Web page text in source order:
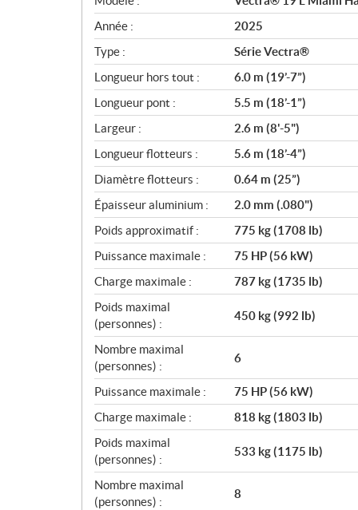
é
c
i
f
i
c
a
t
i
o
n
s
Année :
2025
Type :
Série Vectra®
Longueur hors tout :
6.0 m (19’-7”)
Longueur pont :
5.5 m (18’-1”)
Largeur :
2.6 m (8'-5")
Longueur flotteurs :
5.6 m (18’-4”)
Diamètre flotteurs :
0.64 m (25”)
Épaisseur aluminium :
2.0 mm (.080")
Poids approximatif :
775 kg (1708 lb)
Puissance maximale :
75 HP (56 kW)
Charge maximale :
787 kg (1735 lb)
Poids maximal
(personnes) :
450 kg (992 lb)
Nombre maximal
(personnes) :
6
Puissance maximale :
75 HP (56 kW)
Charge maximale :
818 kg (1803 lb)
Poids maximal
(personnes) :
533 kg (1175 lb)
Nombre maximal
(personnes) :
8